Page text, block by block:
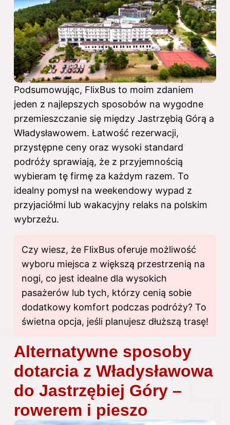
Podsumowując, FlixBus to moim zdaniem
jeden z najlepszych sposobów na wygodne
przemieszczanie się między Jastrzębią Górą a
Władysławowem. Łatwość rezerwacji,
przystępne ceny oraz wysoki standard
podróży sprawiają, że z przyjemnością
wybieram tę firmę za każdym razem. To
idealny pomysł na weekendowy wypad z
przyjaciółmi lub wakacyjny relaks na polskim
wybrzeżu.
Czy wiesz, że FlixBus oferuje możliwość
wyboru miejsca z większą przestrzenią na
nogi, co jest idealne dla wysokich
pasażerów lub tych, którzy cenią sobie
dodatkowy komfort podczas podróży? To
świetna opcja, jeśli planujesz dłuższą trasę!
Alternatywne sposoby
dotarcia z Władysławowa
do Jastrzębiej Góry –
rowerem i pieszo